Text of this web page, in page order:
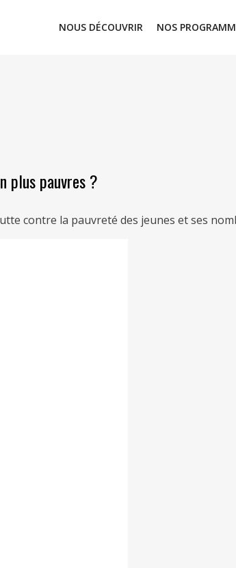
NOUS DÉCOUVRIR NOS
plus pauvres ?
contre la pauvreté des jeunes et ses